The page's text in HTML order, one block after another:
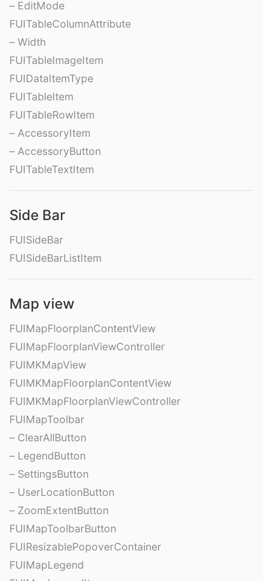
– EditMode
FUITableColumnAttribute
– Width
FUITableImageItem
FUIDataItemType
FUITableItem
FUITableRowItem
– AccessoryItem
– AccessoryButton
FUITableTextItem
Side Bar
FUISideBar
FUISideBarListItem
Map view
FUIMapFloorplanContentView
FUIMapFloorplanViewController
FUIMKMapView
FUIMKMapFloorplanContentView
FUIMKMapFloorplanViewController
FUIMapToolbar
– ClearAllButton
– LegendButton
– SettingsButton
– UserLocationButton
– ZoomExtentButton
FUIMapToolbarButton
FUIResizablePopoverContainer
FUIMapLegend